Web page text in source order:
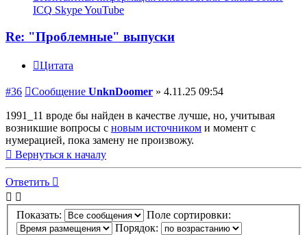
ICQ SkypeYouTube
Re: "Проблемные" выпуски
Цитата
#36 Сообщение UnknDoomer » 4.11.25 09:54
1991_11 вроде бы найден в качестве лучше, но, учитывая
возникшие вопросы с новым источником и момент с
нумерацией, пока замену не произвожу.
Вернуться к началу
Ответить
Показать:
Поле сортировки:
Порядок: